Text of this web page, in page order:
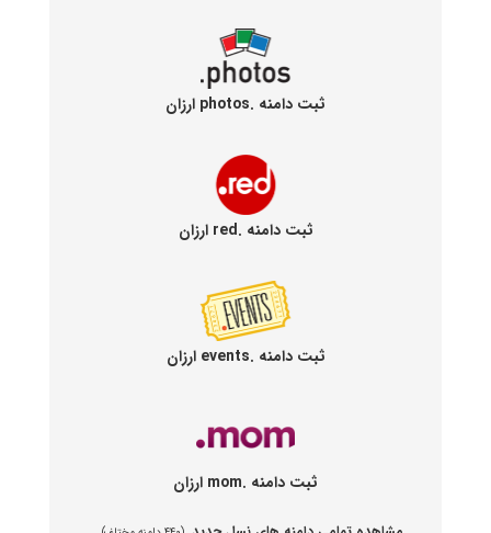
ثبت دامنه .photos ارزان
ثبت دامنه .red ارزان
ثبت دامنه .events ارزان
ثبت دامنه .mom ارزان